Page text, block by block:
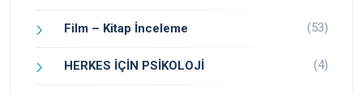
Film – Kitap İnceleme (53)
HERKES İÇİN PSİKOLOJİ (4)